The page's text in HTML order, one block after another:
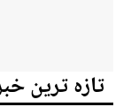
تازہ ترین